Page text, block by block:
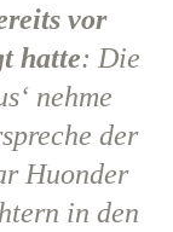
vor
hatte: Die
nehme
der
Huonder
in den